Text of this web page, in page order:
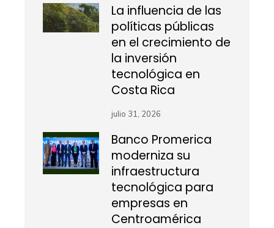
La influencia de las
políticas públicas
en el crecimiento de
la inversión
tecnológica en
Costa Rica
julio 31, 2026
Banco Promerica
moderniza su
infraestructura
tecnológica para
empresas en
Centroamérica